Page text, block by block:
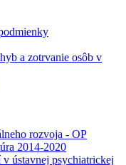
a zotrvanie osôb v
rozvoja - OP
2014-2020
ústavnej psychiatrickej